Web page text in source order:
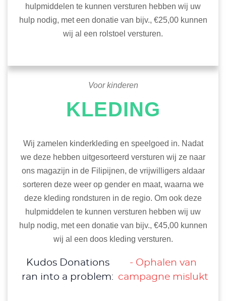
hulpmiddelen te kunnen versturen hebben wij uw
hulp nodig, met een donatie van bijv., €25,00 kunnen
wij al een rolstoel versturen.
Voor kinderen
KLEDING
Wij zamelen kinderkleding en speelgoed in. Nadat
we deze hebben uitgesorteerd versturen wij ze naar
ons magazijn in de Filipijnen, de vrijwilligers aldaar
sorteren deze weer op gender en maat, waarna we
deze kleding rondsturen in de regio. Om ook deze
hulpmiddelen te kunnen versturen hebben wij uw
hulp nodig, met een donatie van bijv., €45,00 kunnen
wij al een doos kleding versturen.